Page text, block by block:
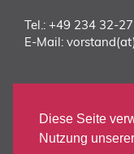
Diese Seite
Nutzung
Tel.: +49 234 32-
E-Mail:
KONGRESS
ANMELDUNG
TAGUNGSORT